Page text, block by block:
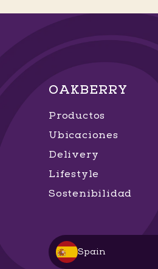
OAKBERRY
Productos
Ubicaciones
Delivery
Lifestyle
Sostenibilidad
Spain